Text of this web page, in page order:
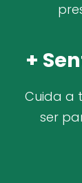
+
Cuida a
ser